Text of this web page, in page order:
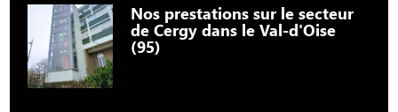
Nos prestations sur le secteur
de Cergy dans le Val-d'Oise
(95)